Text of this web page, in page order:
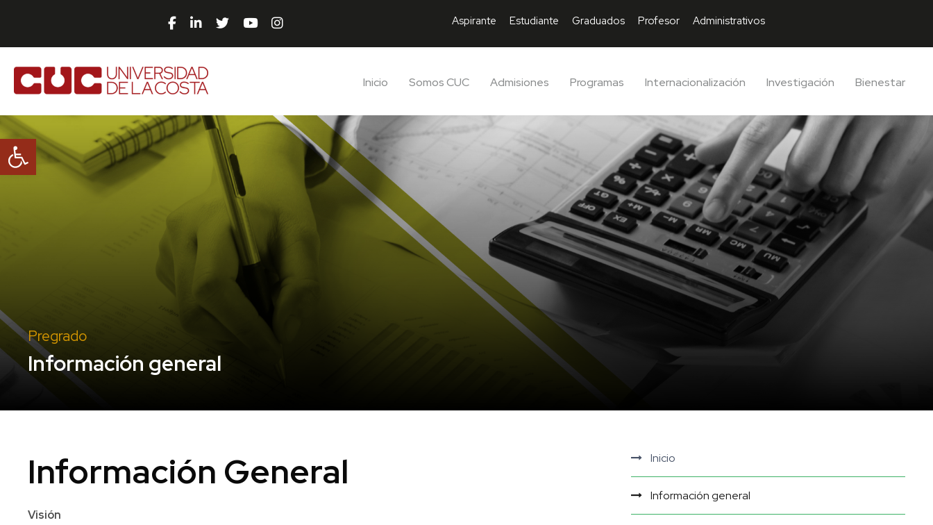
Abrir barra de herramientas
Aspirante Estudiante Graduados Profesor Administrativos
Inicio Somos CUC Admisiones Programas Internacionalización Investigación Bienestar
Pregrado
Información general
Información General
Visión
Inicio
Información general